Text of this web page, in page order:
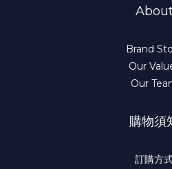
Brand
Our
Our
購物須
訂購方